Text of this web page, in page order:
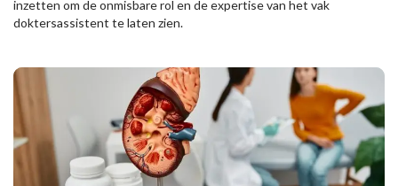
inzetten om de onmisbare rol en de expertise van het vak
doktersassistent te laten zien.